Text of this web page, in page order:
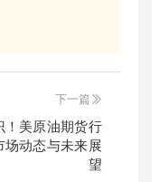
下一篇
！美原油期货行
场动态与未来展
望